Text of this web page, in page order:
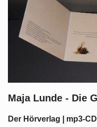
Maja Lunde - Die
Der Hörverlag | mp3-